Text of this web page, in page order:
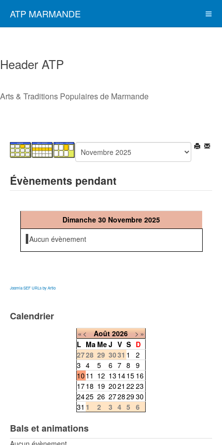
ATP MARMANDE
Header ATP
Arts & Traditions Populaires de Marmande
Évènements pendant
Dimanche 30 Novembre 2025
Aucun évènement
Joomla SEF URLs by Artio
Calendrier
«< Août 2026 >»
L Ma MeJ V S D
2728 29 3031 1
2
3 4 5 6 7 8 9
10 11 12 13 1415 16
1718 19 2021 22 23
2425 26 27282930
31 1 2 3 4 5 6
Bals et animations